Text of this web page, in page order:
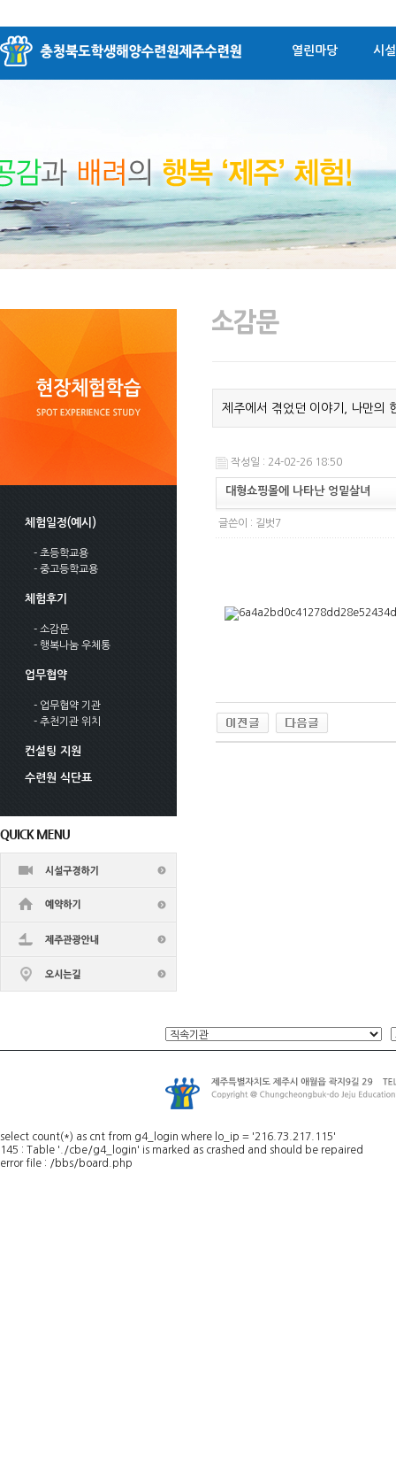
열린마당 시
체험일정(예시)
- 초등학교용
- 중고등학교용
체험후기
- 소감문
- 행복나눔 우체통
업무협약
- 업무협약 기관
- 추천기관 위치
컨설팅 지원
수련원 식단표
제주에서 겪었던 이야기, 나만의
작성일 : 24-02-26 18:50
대형쇼핑몰에 나타난 엉밑살녀
글쓴이 : 길벗7
select count(*) as cnt from g4_login where lo_ip = '216.73.217.115'
145 : Table './cbe/g4_login' is marked as crashed and should be repaired
error file : /bbs/board.php